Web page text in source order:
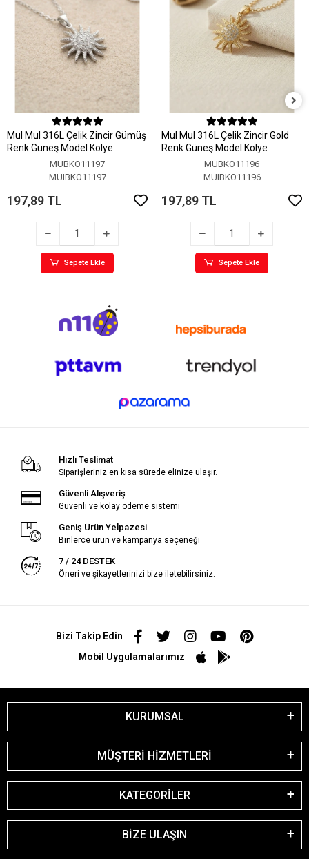
MuI MuI 316L Çelik Zincir Gümüş
Renk Güneş Model Kolye
MUBKO11197
MUIBKO11197
197,89 TL
Sepete Ekle
MuI MuI 316L Çelik Zincir Gold
Renk Güneş Model Kolye
MUBKO11196
MUIBKO11196
197,89 TL
Sepete Ekle
Hızlı Teslimat
Siparişleriniz en kısa sürede elinize ulaşır.
Güvenli Alışveriş
Güvenli ve kolay ödeme sistemi
Geniş Ürün Yelpazesi
Binlerce ürün ve kampanya seçeneği
7 / 24 DESTEK
Öneri ve şikayetlerinizi bize iletebilirsiniz.
Bizi Takip Edin
Mobil Uygulamalarımız
KURUMSAL
MÜŞTERİ HİZMETLERİ
KATEGORİLER
BİZE ULAŞIN